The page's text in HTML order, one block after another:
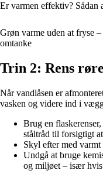
Er varmen effektiv? Sådan
Grøn varme uden at fryse
omtanke
Trin 2: Rens
Når vandlåsen er
vasken og videre ind i
Brug en
ståltråd til forsigtigt
Skyl efter med varmt
Undgå at bruge
og miljøet – især